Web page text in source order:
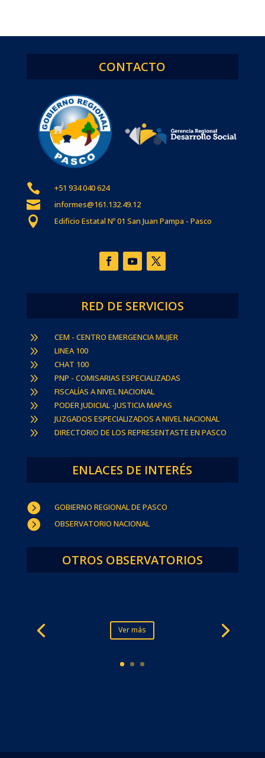
CONTACTO
 +51 934 040 624
 informes@161.132.49.12
 Edificio Estatal Nº 01 San Juan Pampa - Pasco
RED DE SERVICIOS
9 CEM - CENTRO EMERGENCIA MUJER
9 LINEA 100
9 CHAT 100
9 PNP - COMISARIAS ESPECIALIZADAS
9 FISCALÍAS A NIVEL NACIONAL
9 PODER JUDICIAL -JUSTICIA MAPAS
9 JUZGADOS ESPECIALIZADOS A NIVEL NACIONAL
9 DIRECTORIO DE LOS REPRESENTASTE EN PASCO
ENLACES DE INTERÉS
 GOBIERNO REGIONAL DE PASCO
 OBSERVATORIO NACIONAL
OTROS OBSERVATORIOS
Ver más